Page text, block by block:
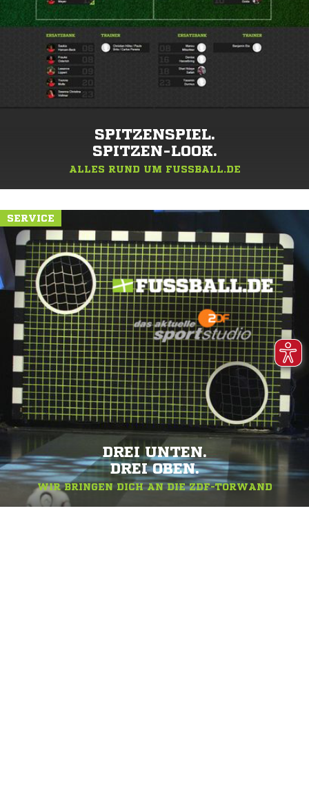
SPITZENSPIEL.
SPITZEN-LOOK.
ALLES RUND UM FUSSBALL.DE
SERVICE
DREI UNTEN.
DREI OBEN.
WIR BRINGEN DICH AN DIE ZDF-TORWAND